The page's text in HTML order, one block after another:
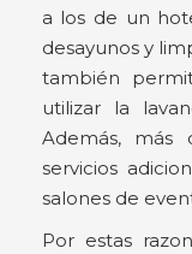
a los de un
desayunos y
también
utilizar la
Además,
servicios
salones de
Por estas